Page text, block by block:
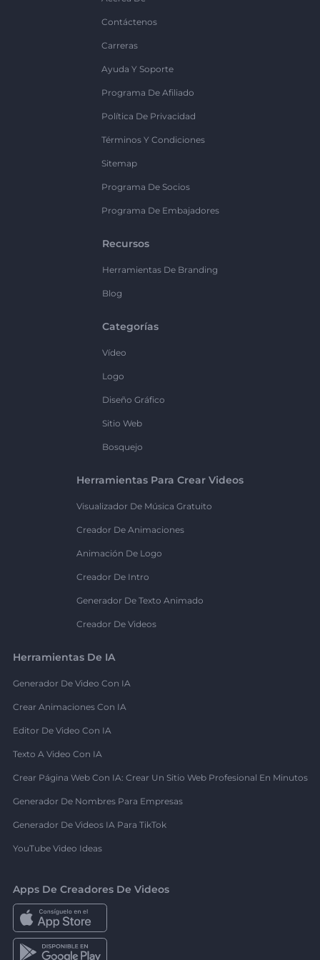
Contáctenos
Carreras
Ayuda Y Soporte
Programa De Afiliado
Política De Privacidad
Términos Y Condiciones
Sitemap
Programa De Socios
Programa De Embajadores
Recursos
Herramientas De Branding
Blog
Categorías
Vídeo
Logo
Diseño Gráfico
Sitio Web
Bosquejo
Herramientas Para Crear Videos
Visualizador De Música Gratuito
Creador De Animaciones
Animación De Logo
Creador De Intro
Generador De Texto Animado
Creador De Videos
Herramientas De IA
Generador De Video Con IA
Crear Animaciones Con IA
Editor De Video Con IA
Texto A Video Con IA
Crear Página Web Con IA: Crear Un Sitio Web Profesional En Minutos
Generador De Nombres Para Empresas
Generador De Videos IA Para TikTok
YouTube Video Ideas
Apps De Creadores De Videos